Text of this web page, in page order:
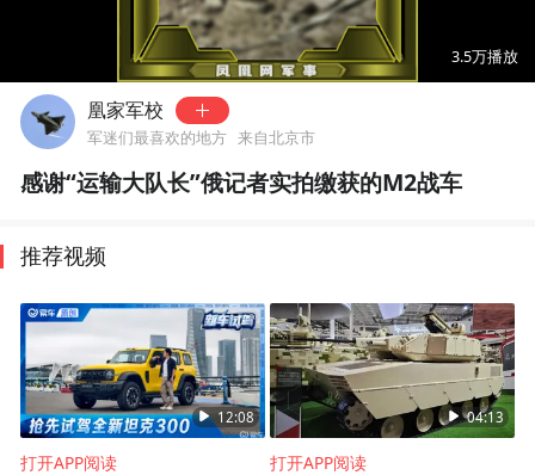
03:54
3.5万播放
凰家军校
军迷们最喜欢的地方 来自北京市
感谢“运输大队长”俄记者实拍缴获的M2战车
推荐视频
12:08
打开APP阅读
04:13
打开APP阅读